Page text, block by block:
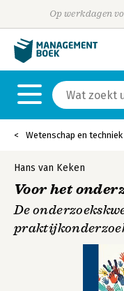
Op werkdagen
Wetenschap en techniek
Hans van Keken
Voor het
De